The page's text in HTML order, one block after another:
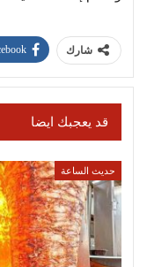
شارك
قد يعجبك ايضا
حديث الساعة